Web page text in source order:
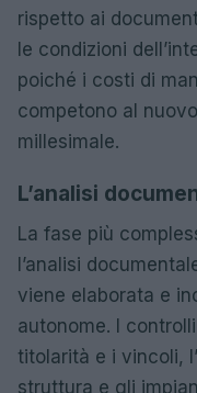
rispetto ai
le condizioni
poiché i costi di
competono al
millesimale.
L’analisi
La fase più
l’analisi
viene elaborata e
autonome. I
titolarità e i vincoli,
struttura e gli